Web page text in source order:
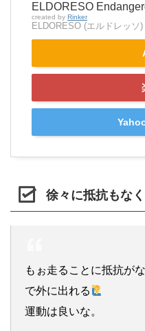
ELDORESO
created by Rinker
ELDORESO (エルドレッソ)
徐々に抵抗もな
もぉ走ることに抵抗が
で外に出れる
運動は良いな。